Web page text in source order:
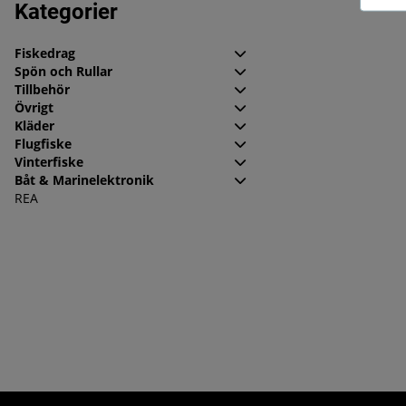
Kategorier
Fiskedrag
Spön och Rullar
Tillbehör
Övrigt
Kläder
Flugfiske
Vinterfiske
Båt & Marinelektronik
REA